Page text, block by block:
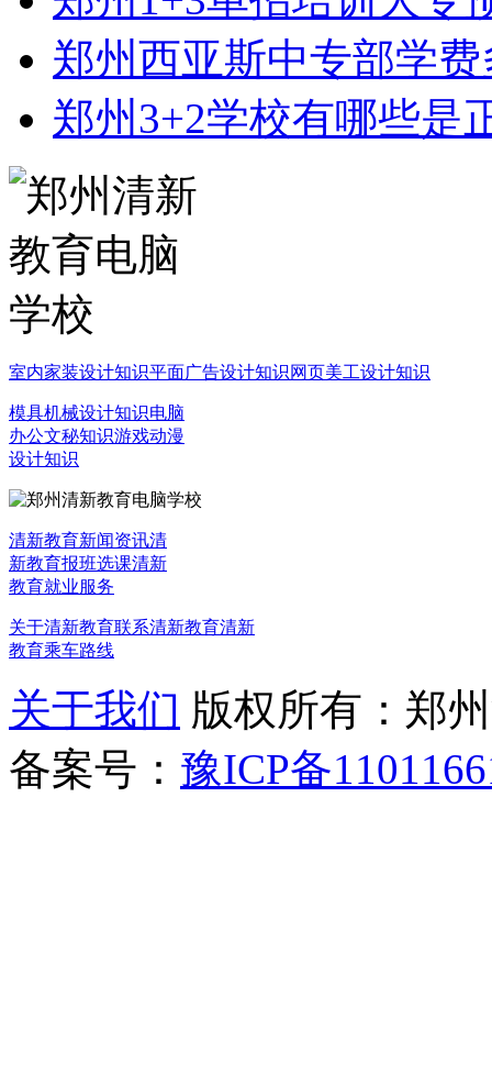
郑州西亚斯中专部学
郑州3+2学校有哪些是
室内家装设计知识平面广告设计知识网页美工设计知识
模具机械设计知识电脑
办公文秘知识游戏动漫
设计知识
清新教育新闻资讯清
新教育报班选课清新
教育就业服务
关于清新教育联系清新教育清新
教育乘车路线
关于我们 版权所有：郑
备案号： 豫ICP备